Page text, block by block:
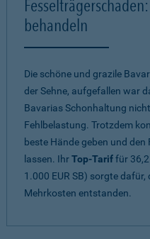
behandeln
Die schöne und grazile
der Sehne, aufgefallen war
Bavarias Schonhaltung
Fehlbelastung. Trotzdem
beste Hände geben und
lassen. IhrTop-Tariffür
1.000 EUR SB) sorgte
Mehrkosten entstanden.